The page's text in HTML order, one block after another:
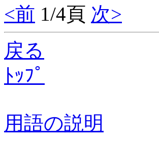
<前 1/4頁 次>
戻る
ﾄｯﾌﾟ
用語の説明